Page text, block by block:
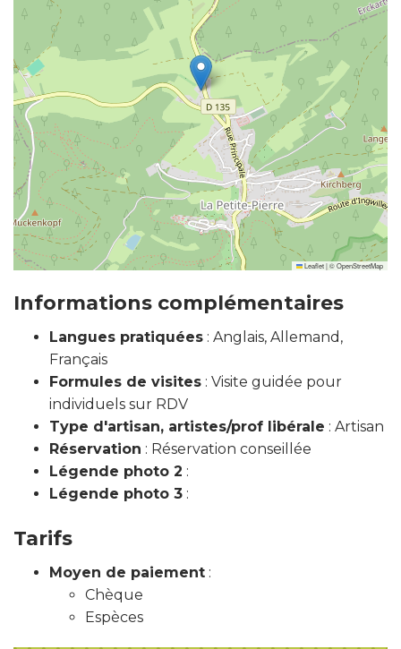
Leaflet|©OpenStreetMap
Informations complémentaires
Langues pratiquées : Anglais, Allemand,
Français
Formules de visites : Visite guidée pour
individuels sur RDV
Type d'artisan, artistes/prof libérale : Artisan
Réservation : Réservation conseillée
Légende photo 2 :
Légende photo 3 :
Tarifs
Moyen de paiement :
Chèque
Espèces